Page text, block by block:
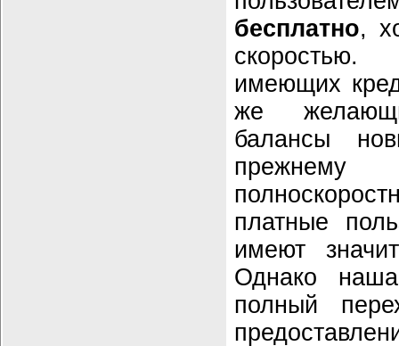
бесплатно,
скоростью.
имеющих
же
балансы
прежнему
платные
имеют
Однако
полный